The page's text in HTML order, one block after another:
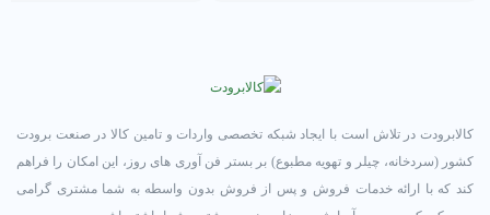
کالابرودت در تلاش است با ایجاد شبکه تخصصی واردات و تامین کالا در صنعت برودت
کشور (سردخانه، چیلر و تهویه مطبوع) بر بستر فن آوری های روز، این امکان را فراهم
کند که با ارائه خدمات فروش و پس از فروش بدون واسطه به شما مشتری گرامی